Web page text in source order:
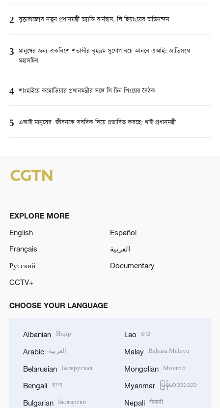
2 যুক্তরাজ্যের নতুন প্রধানমন্ত্রী অ্যান্ডি বার্নহাম, লি ছিয়াংয়ের অভিনন্দন
3 মানুষের জন্য একবিংশ শতাব্দীর বৃহত্তম সুযোগ বয়ে আনবে এআই: জাতিসংঘ
মহাসচিব
4 শাংহাইয়ে কম্বোডিয়ার প্রধানমন্ত্রীর সঙ্গে সি চিন পিংয়ের বৈঠক
5 এআই মানুষের জীবনকে সবদিক দিয়ে প্রভাবিত করছে: থাই প্রধানমন্ত্রী
EXPLORE MORE
English
Español
Français
العربية
Русский
Documentary
CCTV+
CHOOSE YOUR LANGUAGE
Albanian Shqip
Arabic العربية
Belarusian Беларуская
Bengali বাংলা
Bulgarian Български
Lao ລາວ
Malay Bahasa Melayu
Mongolian Монгол
Myanmar မြန်မာဘာသာ
Nepali नेपाली